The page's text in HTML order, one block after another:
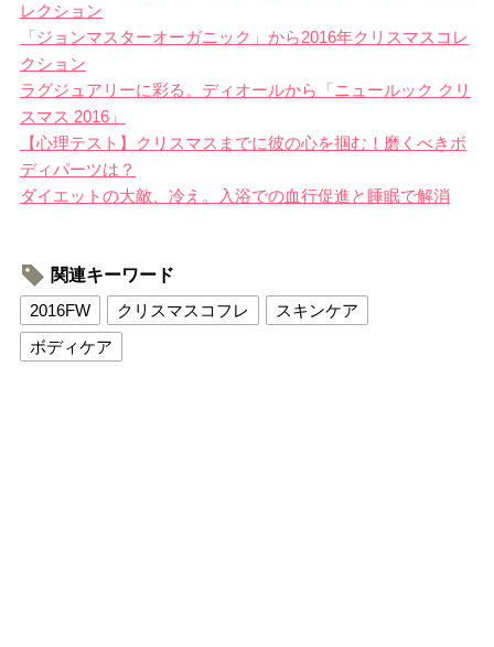
レクション
「ジョンマスターオーガニック」から2016年クリスマスコレ
クション
ラグジュアリーに彩る。ディオールから「ニュールック クリ
スマス 2016」
【心理テスト】クリスマスまでに彼の心を掴む！磨くべきボ
ディパーツは？
ダイエットの大敵、冷え。入浴での血行促進と睡眠で解消
関連キーワード
2016FW
クリスマスコフレ
スキンケア
ボディケア